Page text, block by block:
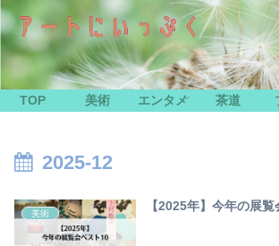
TOP 美術 エンタメ 茶道
2025-12
美術
【2025年】今年の展